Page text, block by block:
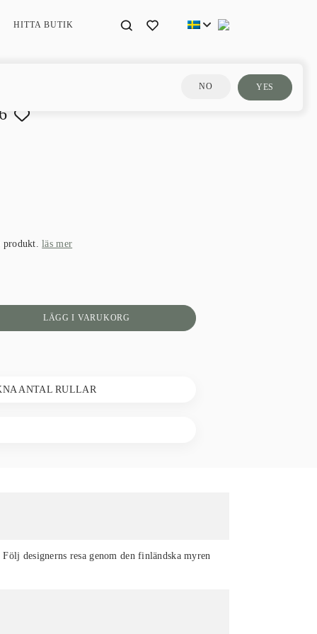
HITTA BUTIK
LÄGG I VARUKORG
produkt.läs mer
ANTAL RULLAR
designerns resa genom den finländska myren
NO YES